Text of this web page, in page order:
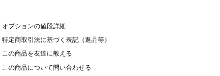
オプションの値段詳細
特定商取引法に基づく表記（返品等）
この商品を友達に教える
この商品について問い合わせる